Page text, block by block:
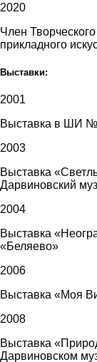
2020
Член
прикладного
Выставки:
2001
Выставка в ШИ
2003
Выставка
Дарвиновский
2004
Выставка
«Беляево»
2006
Выставка «Моя
2008
Выставка
Дарвиновском